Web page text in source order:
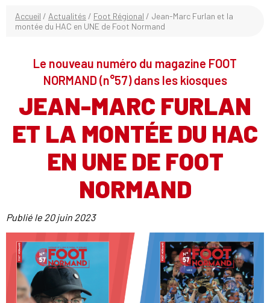
Accueil / Actualités / Foot Régional / Jean-Marc Furlan et la
montée du HAC en UNE de Foot Normand
Le nouveau numéro du magazine FOOT
NORMAND (n°57) dans les kiosques
JEAN-MARC FURLAN
ET LA MONTÉE DU HAC
EN UNE DE FOOT
NORMAND
Publié le 20 juin 2023